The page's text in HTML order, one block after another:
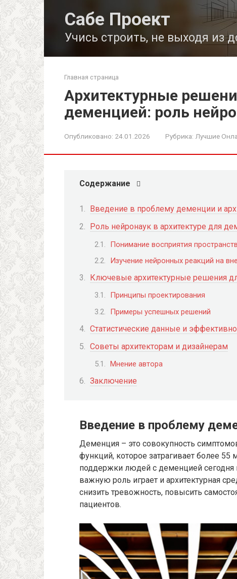
Сабе Проект
Учись строить, не выходя из
Главная страница
Архитектурные
деменцией: роль
Опубликовано: 24.01.2026 Рубрика: Лучшие
Содержание
Введение в проблему деменции и
Роль нейронаук в архитектуре для
Понимание восприятия
Изучение нейронных реакций на
Ключевые архитектурные решения
Принципы проектирования
Примеры успешных решений
Статистические данные и
Советы архитекторам и дизайнерам
Мнение автора
Заключение
Введение в проблему
Деменция – это совокупность
функций, которое затрагивает более
поддержки людей с деменцией
важную роль играет и архитектурная
снизить тревожность, повысить
пациентов.